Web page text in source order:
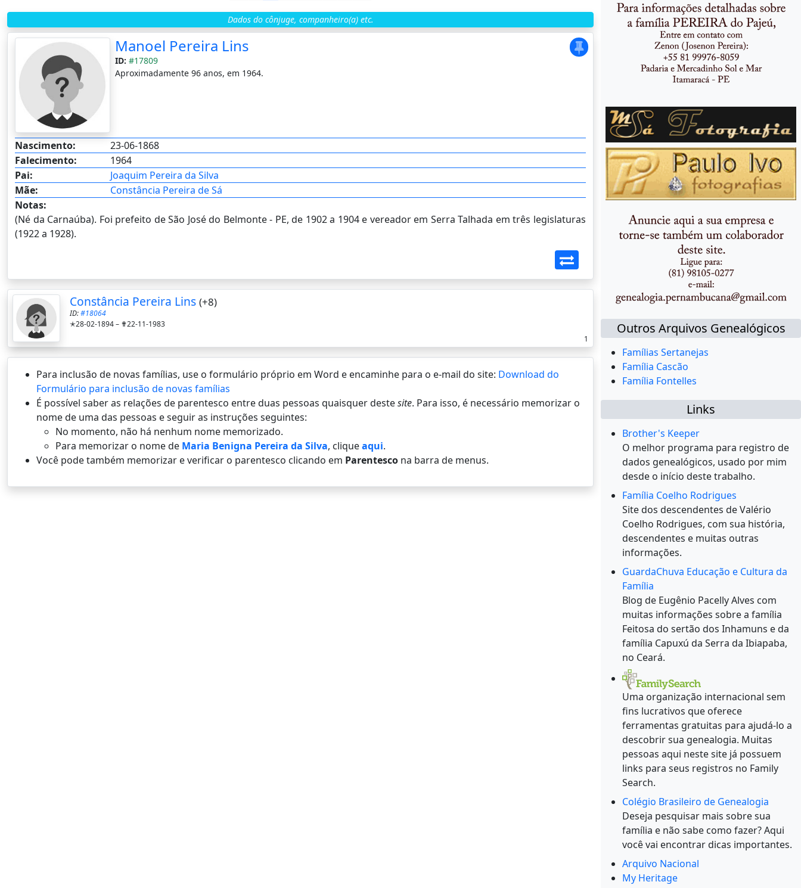
Dados do cônjuge, companheiro(a) etc.
Manoel Pereira Lins
ID: #17809
Aproximadamente 96 anos, em 1964.
Nascimento:
23-06-1868
Falecimento:
1964
Pai:
Joaquim Pereira da Silva
Mãe:
Constância Pereira de Sá
Notas:
(Né da Carnaúba). Foi prefeito de São José do Belmonte - PE, de 1902 a 1904 e vereador em Serra Talhada em três legislaturas
(1922 a 1928).
Constância Pereira Lins (+8)
ID:#18064
✭28-02-1894 – ✟22-11-1983
1
Para inclusão de novas famílias, use o formulário próprio em Word e encaminhe para o e-mail do site: Download do
Formulário para inclusão de novas famílias
É possí­vel saber as relações de parentesco entre duas pessoas quaisquer destesite. Para isso, é necessário memorizar o
nome de uma das pessoas e seguir as instruções seguintes:
No momento, não há nenhum nome memorizado.
Para memorizar o nome de Maria Benigna Pereira da Silva, cliqueaqui.
Você pode também memorizar e verificar o parentesco clicando em Parentesco na barra de menus.
Outros Arquivos Genealógicos
Famílias Sertanejas
Família Cascão
Família Fontelles
Links
Brother's Keeper
O melhor programa para registro de
dados genealógicos, usado por mim
desde o início deste trabalho.
Família Coelho Rodrigues
Site dos descendentes de Valério
Coelho Rodrigues, com sua história,
descendentes e muitas outras
informações.
GuardaChuva Educação e Cultura da
Família
Blog de Eugênio Pacelly Alves com
muitas informações sobre a família
Feitosa do sertão dos Inhamuns e da
família Capuxú da Serra da Ibiapaba,
no Ceará.
Uma organização internacional sem
fins lucrativos que oferece
ferramentas gratuitas para ajudá-lo a
descobrir sua genealogia. Muitas
pessoas aqui neste site já possuem
links para seus registros no Family
Search.
Colégio Brasileiro de Genealogia
Deseja pesquisar mais sobre sua
família e não sabe como fazer? Aqui
você vai encontrar dicas importantes.
Arquivo Nacional
My Heritage